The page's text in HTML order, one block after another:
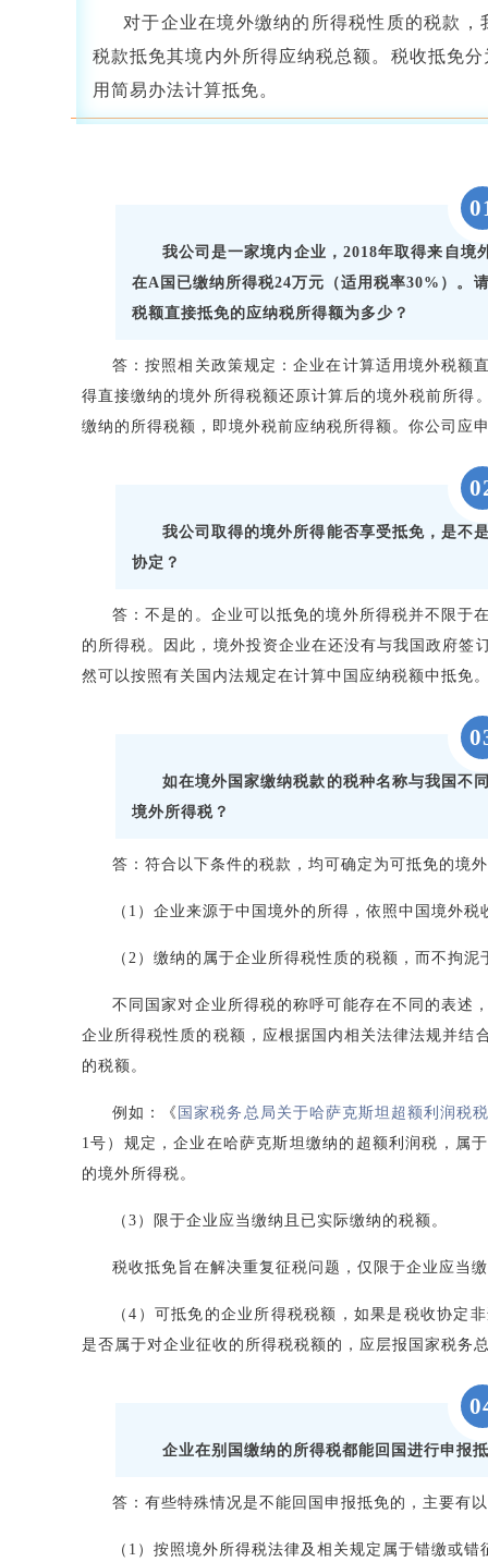
对于企业在境外缴纳的所得税性质的税款
税款抵免其境内外所得应纳税总额。税收抵免
用简易办法计算抵免。
我公司是一家境内企业，2018年取得来自
在A国已缴纳所得税24万元（适用税率30%）。
税额直接抵免的应纳税所得额为多少？
答：按照相关政策规定：企业在计算适用境外税额
得直接缴纳的境外所得税额还原计算后的境外税前所得
缴纳的所得税额，即境外税前应纳税所得额。你公司应
我公司取得的境外所得能否享受抵免，是不
协定？
答：不是的。企业可以抵免的境外所得税并不限于
的所得税。因此，境外投资企业在还没有与我国政府
然可以按照有关国内法规定在计算中国应纳税额中抵免
如在境外国家缴纳税款的税种名称与我国不
境外所得税？
答：符合以下条件的税款，均可确定为可抵免的境
（1）企业来源于中国境外的所得，依照中国境外
（2）缴纳的属于企业所得税性质的税额，而不拘泥
不同国家对企业所得税的称呼可能存在不同的表述
企业所得税性质的税额，应根据国内相关法律法规并结
的税额。
例如：《 国家税务总局关于哈萨克斯坦超额利润税
1号）规定，企业在哈萨克斯坦缴纳的超额利润税，属
的境外所得税。
（3）限于企业应当缴纳且已实际缴纳的税额。
税收抵免旨在解决重复征税问题，仅限于企业应当
（4）可抵免的企业所得税税额，如果是税收协定
是否属于对企业征收的所得税税额的，应层报国家税务
企业在别国缴纳的所得税都能回国进行申报
答：有些特殊情况是不能回国申报抵免的，主要有
（1）按照境外所得税法律及相关规定属于错缴或